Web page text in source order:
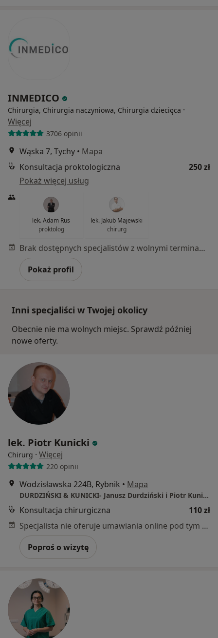
INMEDICO
Chirurgia, Chirurgia naczyniowa, Chirurgia dziecięca ·
Więcej
3706 opinii
Wąska 7, Tychy • Mapa
Konsultacja proktologiczna
250 zł
Pokaż więcej usług
lek. Adam Rus
proktolog
lek. Jakub Majewski
chirurg
Brak dostępnych specjalistów z wolnymi terminami w tym centrum medycznym.
Pokaż profil
Inni specjaliści w Twojej okolicy
Obecnie nie ma wolnych miejsc. Sprawdź później
nowe oferty.
lek. Piotr Kunicki
Chirurg · Więcej
220 opinii
Wodzisławska 224B, Rybnik • Mapa
DURDZIŃSKI & KUNICKI- Janusz Durdziński i Piotr Kunicki - Prywatne Specjalistyczne Gabinety Lekarskie
Konsultacja chirurgiczna
110 zł
Specjalista nie oferuje umawiania online pod tym adresem.
Poproś o wizytę